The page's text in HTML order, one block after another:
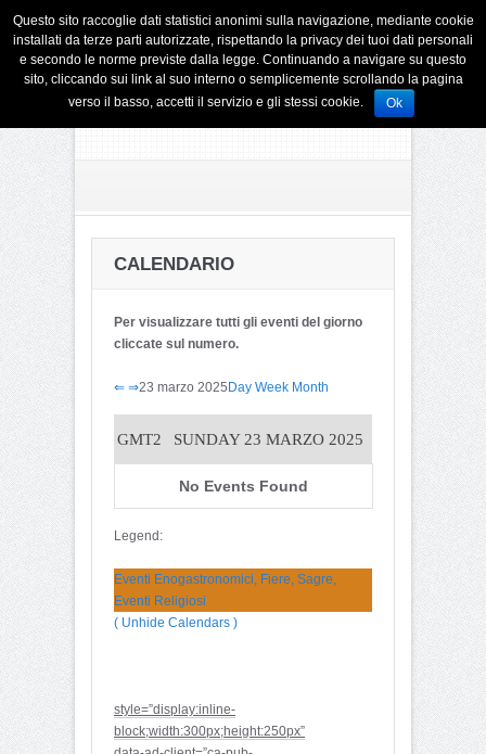
CALENDARIO
Per visualizzare tutti gli eventi del giorno
cliccate sul numero.
⇐ ⇒23 marzo 2025Day Week Month
GMT2 SUNDAY 23 MARZO 2025
No Events Found
Legend:
Eventi Enogastronomici, Fiere, Sagre,
Eventi Religiosi
( Unhide Calendars )
style=”display:inline-
block;width:300px;height:250px”
Questo sito raccoglie dati statistici anonimi sulla navigazione, mediante cookie
installati da terze parti autorizzate, rispettando la privacy dei tuoi dati personali
e secondo le norme previste dalla legge. Continuando a navigare su questo
sito, cliccando sui link al suo interno o semplicemente scrollando la pagina
verso il basso, accetti il servizio e gli stessi cookie.
Ok